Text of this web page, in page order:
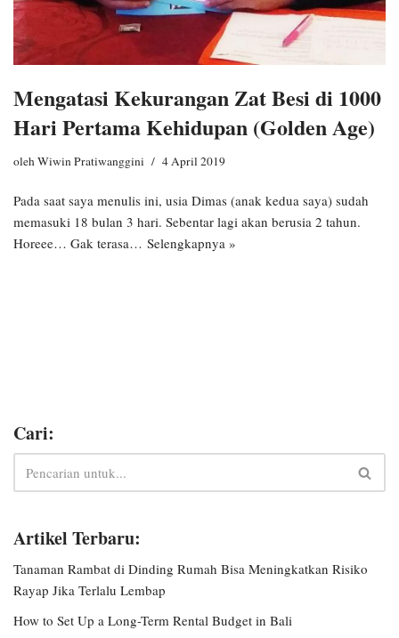
Mengatasi Kekurangan Zat Besi di 1000
Hari Pertama Kehidupan (Golden Age)
olehWiwin Pratiwanggini 4 April 2019
Pada saat saya menulis ini, usia Dimas (anak kedua saya) sudah
memasuki 18 bulan 3 hari. Sebentar lagi akan berusia 2 tahun.
Horeee… Gak terasa… Selengkapnya »
Cari:
Artikel Terbaru:
Tanaman Rambat di Dinding Rumah Bisa Meningkatkan Risiko
Rayap Jika Terlalu Lembap
How to Set Up a Long-Term Rental Budget in Bali